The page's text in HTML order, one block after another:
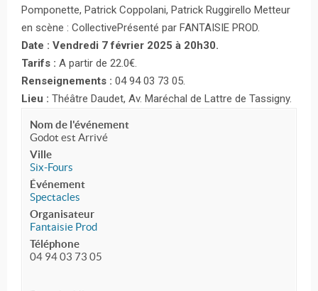
Pomponette, Patrick Coppolani, Patrick Ruggirello Metteur
en scène : CollectivePrésenté par FANTAISIE PROD.
Date : Vendredi 7 février 2025 à 20h30.
Tarifs : A partir de 22.0€.
Renseignements : 04 94 03 73 05.
Lieu : Théâtre Daudet, Av. Maréchal de Lattre de Tassigny.
Nom de l'événement
Godot est Arrivé
Ville
Six-Fours
Événement
Spectacles
Organisateur
Fantaisie Prod
Téléphone
04 94 03 73 05